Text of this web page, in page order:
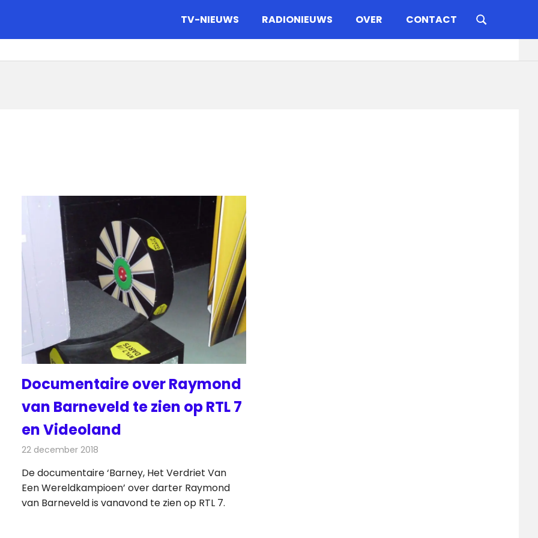
TV-NIEUWS RADIONIEUWS OVER CONTACT
Documentaire over Raymond
van Barneveld te zien op RTL 7
en Videoland
22 december 2018
De documentaire ‘Barney, Het Verdriet Van
Een Wereldkampioen’ over darter Raymond
van Barneveld is vanavond te zien op RTL 7.